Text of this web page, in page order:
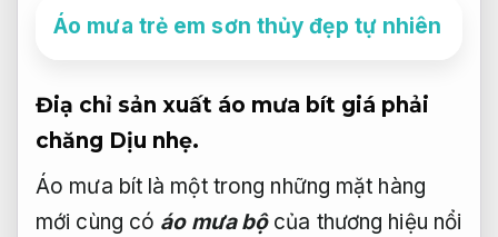
Áo mưa trẻ em sơn thủy đẹp tự nhiên
Điạ chỉ sản xuất áo mưa bít giá phải
chăng Dịu nhẹ.
Áo mưa bít là một trong những mặt hàng
mới cùng có áo mưa bộcủa thương hiệu nổi